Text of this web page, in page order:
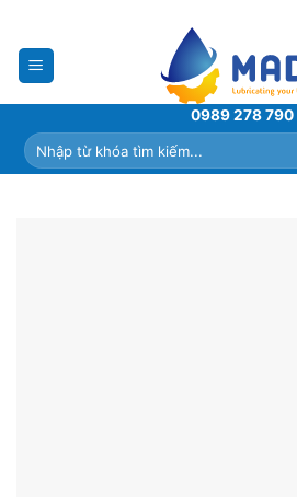
content
0989 278 790
Tìm
kiếm: